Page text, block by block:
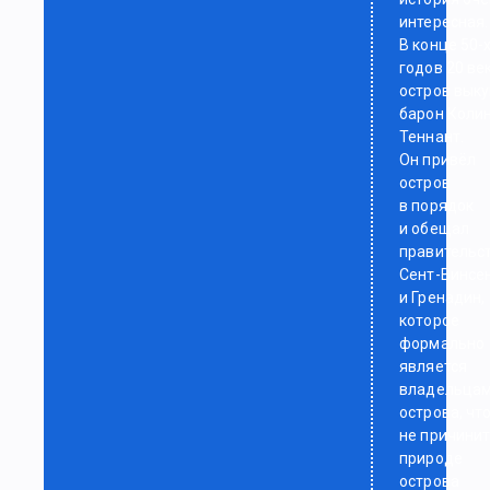
интересная.
В конце 50-
годов 20
остров
барон
Теннант.
Он привёл
остров
в порядок
и обещал
Сент-
и Гренадин,
которое
формально
является
острова,
не причинит
природе
острова